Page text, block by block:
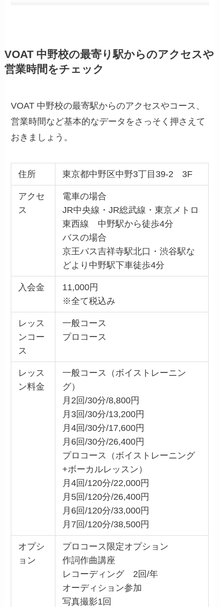
VOAT 中野校の最寄り駅からのアクセスや
営業時間をチェック
VOAT 中野校の最寄駅からのアクセスやコース、
営業時間など基本的なデータをさっそく押さえて
おきましょう。
住所 東京都中野区中野3丁目39-2 3F
アクセ
ス
電車の場合
JR中央線・JR総武線・東京メトロ
東西線 中野駅から徒歩4分
バスの場合
京王バス吉祥寺駅北口・渋谷駅な
どより中野駅下車徒歩4分
入会金
11,000円
※全て税込み
レッス
ンコー
ス
一般コース
プロコース
レッス
ン料金
一般コース（ボイストレーニン
グ）
月2回/30分/8,800円
月3回/30分/13,200円
月4回/30分/17,600円
月6回/30分/26,400円
プロコース（ボイストレーニング
+ボーカルレッスン）
月4回/120分/22,000円
月5回/120分/26,400円
月6回/120分/33,000円
月7回/120分/38,500円
オプシ
ョン
プロコース限定オプション
作詞作曲講座
レコーディング 2回/年
オーディション参加
写真撮影1回